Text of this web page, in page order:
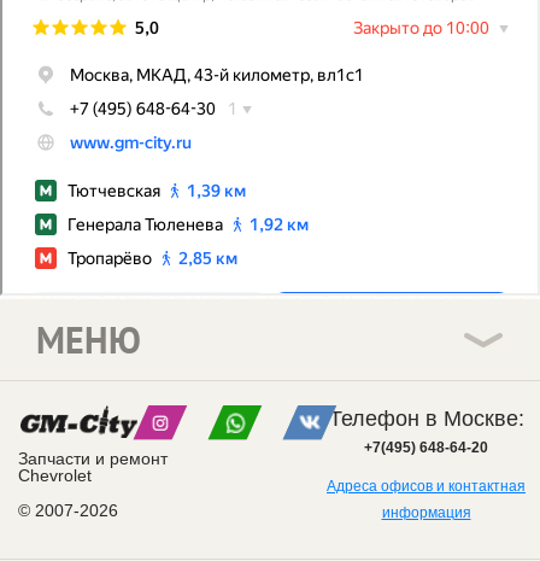
Запчасти и ремонт
Chevrolet
© 2007-2026
МЕНЮ
Телефон в Москве:
+7(495) 648-64-20
Адреса офисов и контактная
информация